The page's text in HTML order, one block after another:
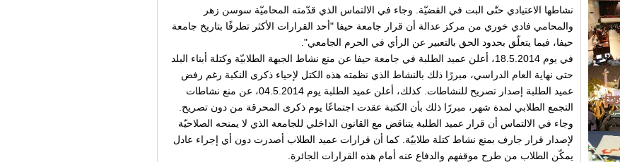
نشاطها الاعتيادي حتّى البت في القضيّة. وجاء في الالتماس الذي قدّمته المحاميّة سوسن زهر
والمحامي فادي خوري من مركز عدالة أن قرار جامعة حيفا "أحد القرارات الأكثر تطرفًا بتاريخ جامعة
حيفا، فيما يتعلّق بحدود الحق بالتعبير عن الرأي في الحرم الجامعي".
في يوم 18.5.2014، أعلن عميد الطلبة في جامعة حيفا عن منع نشاط الجبهة الطلابيّة وكتلة أبناء البلد
حتى نهاية العام الدراسي، مبررًا ذلك بالنشاط الذي نظمته هذه الكتل لإحياء ذكرى النكبة رغم رفض
عميد الطلبة إصدار تصريح للنشاطات. كذلك، أعلن عميد الطلبة يوم 04.5.2014، عن منع نشاطات
التجمع الطلابي لمدة شهر، مبررًا ذلك بأن الكتبة عقدت اجتماعًا يوم ذكرى المحرقة من دون تصريح.
وجاء في الالتماس أن قرار عميد الطلبة يتناقض مع القانون الداخلي للجامعة الذي لا يمنحه الصلاحيّة
لإصدار قرار جارف بمنع نشاط كتلة طلابيّة. كما أن قرارات عميد الطلاب أصدرت دون أي إجراء عادل
يمكّن الطلاب من طرح موقفهم والدفاع عنه أمام هذه القرارات الجائرة.